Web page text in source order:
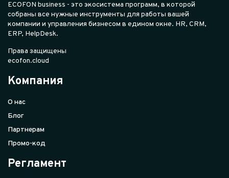
ECOFON business - это экосистема программ, в которой
собраны все нужные инструменты для работы вашей
компании и управления бизнесом в едином окне. HR, CRM,
ERP, HelpDesk.
Права защищены
ecofon.cloud
Компания
О нас
Блог
Партнерам
Промо-код
Регламент